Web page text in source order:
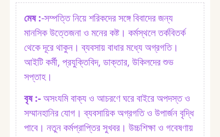
মেষ :⁠-সম্পত্তি নিয়ে শরিকদের সঙ্গে বিবাদের জন্য
মানসিক উত্তেজনা ও মনের কষ্ট। কর্মস্থলে তর্কবিতর্ক
থেকে দূরে থাকুন। ব্যবসায় বাধার মধ্যে অগ্রগতি।
আইটি কর্মী, প্রযুক্তিবিদ, ডাক্তার, উকিলদের শুভ
সপ্তাহ।
বৃষ :⁠-অসংযমি বাক্য ও আচরণে ঘরে বাইরে অপদস্ত ও
সম্মানহানির যোগ। ব্যবসায়িক অগ্রগতি ও উপার্জন বৃদ্ধি
পাবে। নতুন কর্মপ্রাপ্তির সুখবর। উচ্চশিক্ষা ও গবেষণায়